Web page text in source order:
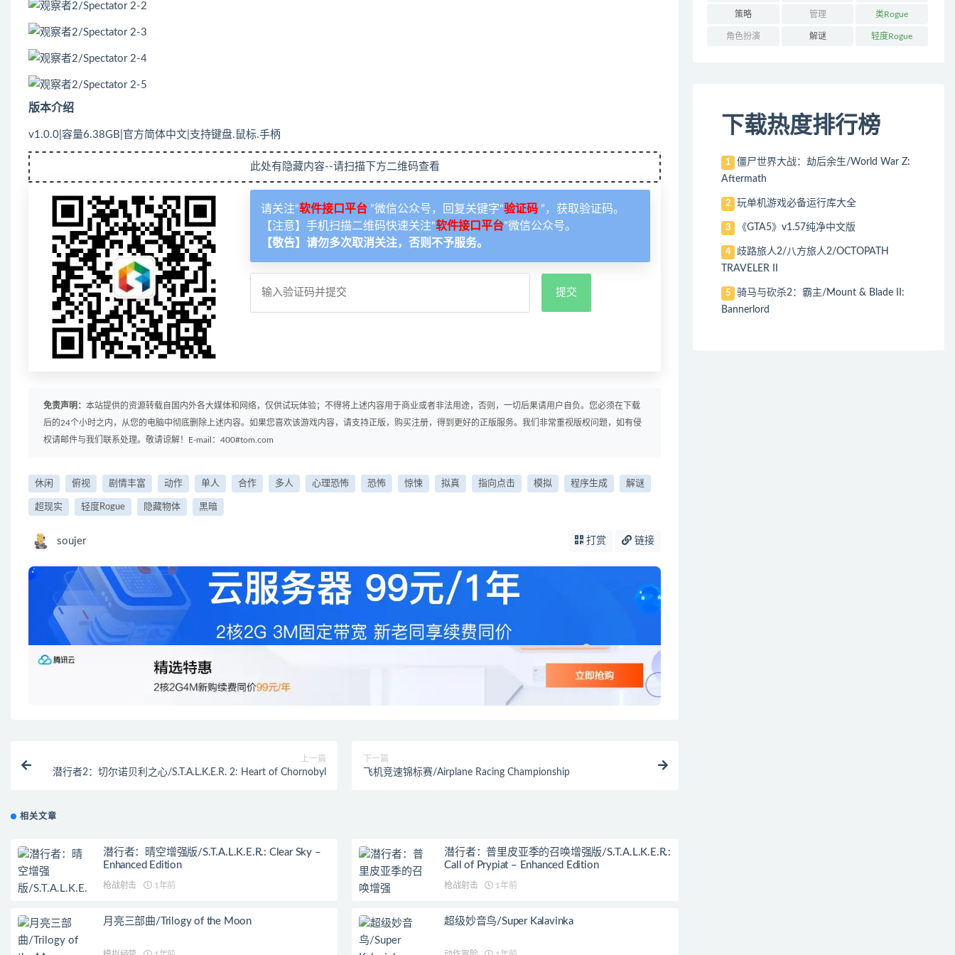
版本介绍
v1.0.0|容量6.38GB|官方简体中文|支持键盘.鼠标.手柄
此处有隐藏内容--请扫描下方二维码查看
请关注“软件接口平台 ”微信公众号，回复关键字“验证码 ”，获取验证码。
【注意】手机扫描二维码快速关注“软件接口平台”微信公众号。
【敬告】请勿多次取消关注，否则不予服务。
免责声明： 本站提供的资源转载自国内外各大媒体和网络，仅供试玩体验；不得将上述内容用于商业或者非法用途，否则，一切后果请用户自负。您必须在下载
后的24个小时之内，从您的电脑中彻底删除上述内容。如果您喜欢该游戏内容，请支持正版，购买注册，得到更好的正版服务。我们非常重视版权问题，如有侵
权请邮件与我们联系处理。敬请谅解！E-mail：400#tom.com
休闲 俯视 剧情丰富 动作 单人 合作 多人 心理恐怖 恐怖 惊悚 拟真 指向点击 模拟 程序生成 解谜
超现实 轻度Rogue 隐藏物体 黑暗
soujer 打赏 链接
上一篇
潜行者2：切尔诺贝利之心/S.T.A.L.K.E.R. 2: Heart of Chornobyl
下一篇
飞机竞速锦标赛/Airplane Racing Championship
相关文章
潜行者：晴空增强版/S.T.A.L.K.E.R.: Clear Sky –
Enhanced Edition
枪战射击 1年前
潜行者：普里皮亚季的召唤增强版/S.T.A.L.K.E.R.:
Call of Prypiat – Enhanced Edition
枪战射击 1年前
月亮三部曲/Trilogy of the Moon 超级妙音鸟/Super Kalavinka
策略 管理 类Rogue
角色扮演 解谜 轻度Rogue
下载热度排行榜
1
僵尸世界大战：劫后余生/World War Z:
Aftermath
2 玩单机游戏必备运行库大全
3 《GTA5》v1.57纯净中文版
4
歧路旅人2/八方旅人2/OCTOPATH
TRAVELER II
5
骑马与砍杀2：霸主/Mount & Blade II:
Bannerlord